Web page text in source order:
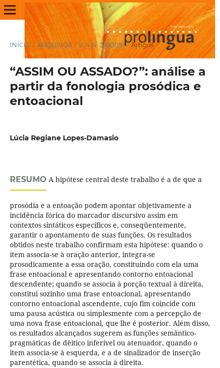
INÍCIO / ARQUIVOS / V. 4 N. 2 (2009) / Artigos
“ASSIM OU ASSADO?”: análise a
partir da fonologia prosódica e
entoacional
Lúcia Regiane Lopes-Damasio
RESUMO A hipótese central deste trabalho é a de que a
prosódia e a entoação podem apontar objetivamente a
incidência fórica do marcador discursivo assim em
contextos sintáticos específicos e, conseqüentemente,
garantir o apontamento de suas funções. Os resultados
obtidos neste trabalho confirmam esta hipótese: quando o
item associa-se à oração anterior, integra-se
prosodicamente a essa oração, constituindo com ela uma
frase entoacional e apresentando contorno entoacional
descendente; quando se associa à porção textual à direita,
constitui sozinho uma frase entoacional, apresentando
contorno entoacional ascendente, cujo fim coincide com
uma pausa acústica ou simplesmente com a percepção de
uma nova frase entoacional, que lhe é posterior. Além disso,
os resultados alcançados sugerem as funções semântico-
pragmáticas de dêitico inferível ou atenuador, quando o
item associa-se à esquerda, e a de sinalizador de inserção
parentética, quando se associa à direita.